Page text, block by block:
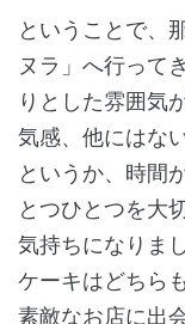
ということで、
ヌラ」へ行って
りとした雰囲気
気感、他にはな
というか、時間
とつひとつを大
気持ちになりま
ケーキはどちら
素敵なお店に出